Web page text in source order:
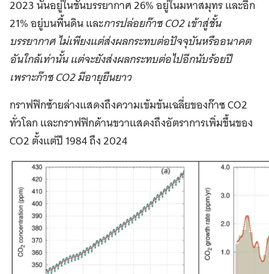
2023 นั้นอยู่ในชั้นบรรยากาศ 26% อยู่ในมหาสมุทร และอีก
21% อยู่บนพื้นดิน และการปล่อยก๊าซ CO2 เข้าสู่ชั้น
บรรยากาศ ไม่เพียงแต่ส่งผลกระทบต่อปัจจุบันหรืออนาคต
อันใกล้เท่านั้น แต่จะยังส่งผลกระทบต่อไปอีกนับร้อยปี
เพราะก๊าซ CO2 มีอายุยืนยาว
กราฟฟิกซ้ายล่างแสดงถึงความเข้มข้นเฉลี่ยของก๊าซ CO2
ทั่วโลก และกราฟฟิกด้านขวาแสดงถึงอัตราการเพิ่มขึ้นของ
CO2 ตั้งแต่ปี 1984 ถึง 2024